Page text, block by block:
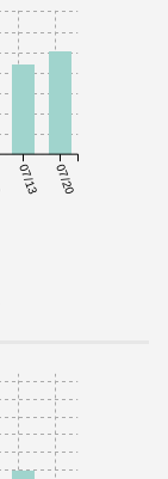
07/13 07/20